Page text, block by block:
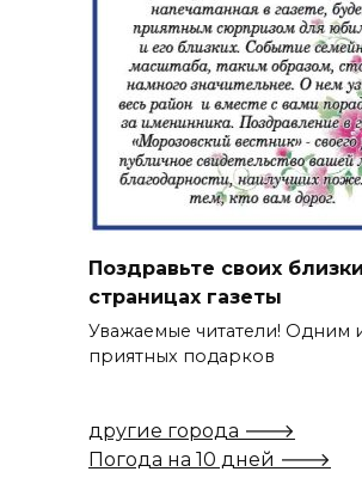
Поздравьте своих
страницах газеты
Уважаемые читатели! Одним
приятных подарков
другие города 🡒
Погода на 10 дней 🡒